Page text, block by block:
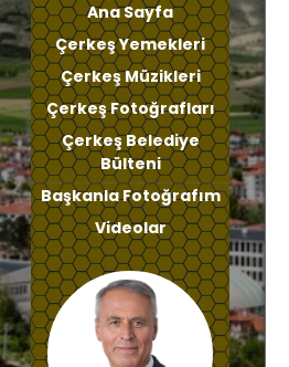
Ana Sayfa
Çerkeş Yemekleri
Çerkeş Müzikleri
Çerkeş Fotoğrafları
Çerkeş Belediye
Bülteni
Başkanla Fotoğrafım
Videolar